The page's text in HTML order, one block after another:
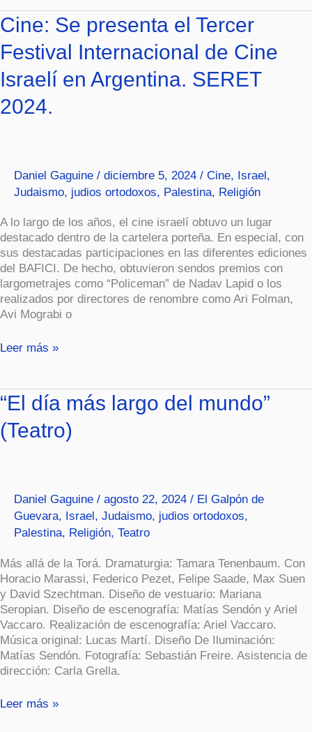
Cine: Se presenta el Tercer
Festival Internacional de Cine
Israelí en Argentina. SERET
2024.
Daniel Gaguine / diciembre 5, 2024 / Cine, Israel,
Judaismo, judios ortodoxos, Palestina, Religión
A lo largo de los años, el cine israelí obtuvo un lugar
destacado dentro de la cartelera porteña. En especial, con
sus destacadas participaciones en las diferentes ediciones
del BAFICI. De hecho, obtuvieron sendos premios con
largometrajes como “Policeman” de Nadav Lapid o los
realizados por directores de renombre como Ari Folman,
Avi Mograbi o
Cine:
Se
presenta
el
Tercer
Internacional
Argentina.
2024.
Leer más »
“El día más largo del mundo”
(Teatro)
Daniel Gaguine / agosto 22, 2024 / El Galpón de
Guevara, Israel , Judaismo, judios ortodoxos,
Palestina, Religión, Teatro
Más allá de la Torá. Dramaturgia: Tamara Tenenbaum. Con
Horacio Marassi, Federico Pezet, Felipe Saade, Max Suen
y David Szechtman. Diseño de vestuario: Mariana
Seropian. Diseño de escenografía: Matías Sendón y Ariel
Vaccaro. Realización de escenografía: Ariel Vaccaro.
Música original: Lucas Martí. Diseño De Iluminación:
Matías Sendón. Fotografía: Sebastián Freire. Asistencia de
dirección: Carla Grella.
“El
día
más
largo
Leer más »